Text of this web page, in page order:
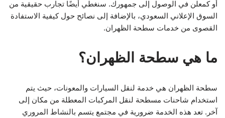
أو كمعلن في الوصول إلى جمهورك. سنغطي أيضًا تجارب حقيقية من
السوق الإعلاني السعودي، بالإضافة إلى نصائح حول كيفية الاستفادة
القصوى من خدمات سطحة الظهران.
ما هي سطحة الظهران؟
سطحة الظهران هي خدمة لنقل السيارات والمعونات، حيث يتم
استخدام شاحنات مسطحة لنقل المركبات المعطلة من مكان إلى
آخر. تعد هذه الخدمة ضرورية في مجتمع يتسم بالنشاط المروري